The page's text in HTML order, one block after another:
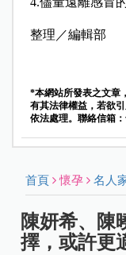
整理／編輯部
*本網站所發表之文章
有其法律權益，若欲
依法處理。聯絡信箱：
首頁 懷孕 名人
陳妍希、陳
擇，或許更